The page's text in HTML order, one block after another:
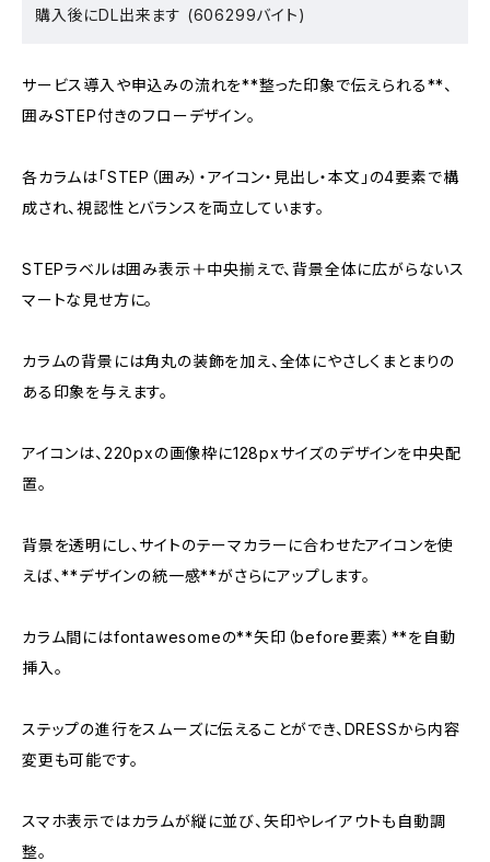
購入後にDL出来ます (606299バイト)
サービス導入や申込みの流れを**整った印象で伝えられる**、
囲みSTEP付きのフローデザイン。
各カラムは「STEP（囲み）・アイコン・見出し・本文」の4要素で構
成され、視認性とバランスを両立しています。
STEPラベルは囲み表示＋中央揃えで、背景全体に広がらないス
マートな見せ方に。
カラムの背景には角丸の装飾を加え、全体にやさしくまとまりの
ある印象を与えます。
アイコンは、220pxの画像枠に128pxサイズのデザインを中央配
置。
背景を透明にし、サイトのテーマカラーに合わせたアイコンを使
えば、**デザインの統一感**がさらにアップします。
カラム間にはfontawesomeの**矢印（before要素）**を自動
挿入。
ステップの進行をスムーズに伝えることができ、DRESSから内容
変更も可能です。
スマホ表示ではカラムが縦に並び、矢印やレイアウトも自動調
整。